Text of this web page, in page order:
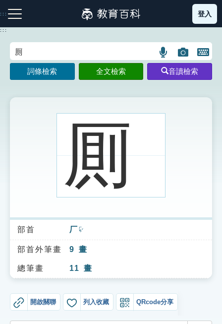
到
主
:::
注音索引圖示 筆畫索引圖示 部首索引表圖示
索引選單
知識索引
單字索引
登入
:::
語
言
搜
示
圖
片
搜
開
鍵
圖
詞條檢索 全文檢索 音讀檢索
厠
部首 厂 ㄏㄢˇ
部首外筆畫 9 畫
總筆畫 11 畫
開啟關聯 列入收藏 QRcode分享